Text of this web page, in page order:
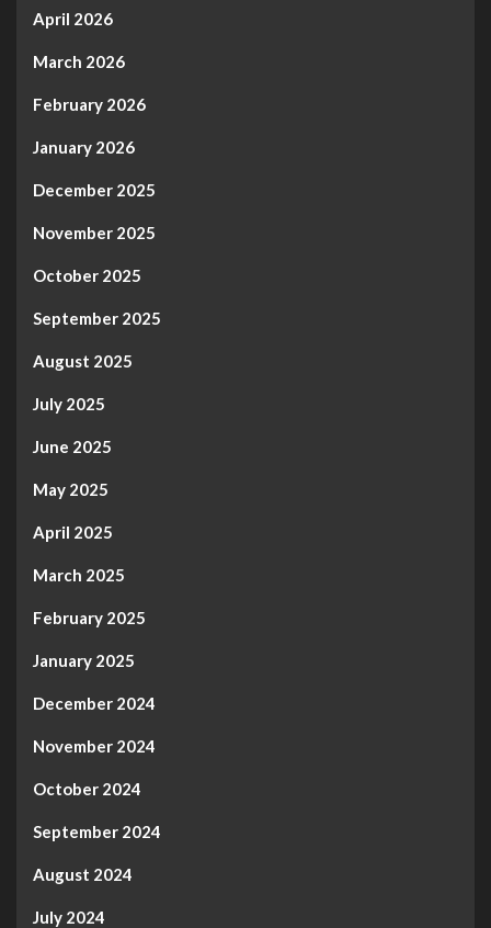
April 2026
March 2026
February 2026
January 2026
December 2025
November 2025
October 2025
September 2025
August 2025
July 2025
June 2025
May 2025
April 2025
March 2025
February 2025
January 2025
December 2024
November 2024
October 2024
September 2024
August 2024
July 2024